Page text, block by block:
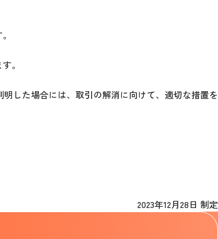
。
した場合には、取引の解消に向けて、適切な措置を
2023年12月28日 制定